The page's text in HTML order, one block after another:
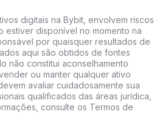
digitais na Bybit, envolvem riscos
estiver disponível no momento na
por quaisquer resultados de
aqui são obtidos de fontes
não constitui aconselhamento
ou manter qualquer ativo
avaliar cuidadosamente sua
qualificados das áreas jurídica,
consulte os Termos de